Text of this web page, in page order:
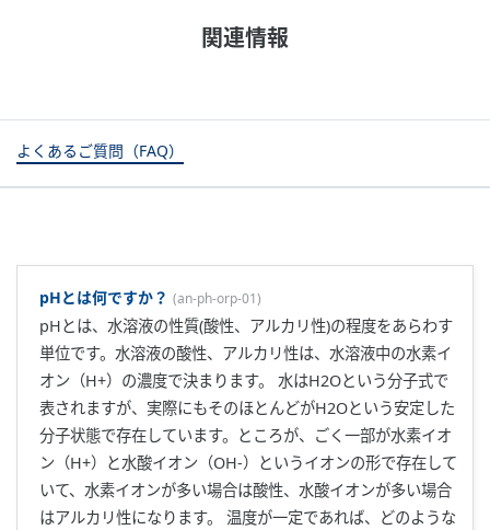
関連情報
よくあるご質問（FAQ）
pHとは何ですか？ (an-ph-orp-01)
pHとは、水溶液の性質(酸性、アルカリ性)の程度をあらわす
単位です。水溶液の酸性、アルカリ性は、水溶液中の水素イ
オン（H+）の濃度で決まります。 水はH2Oという分子式で
表されますが、実際にもそのほとんどがH2Oという安定した
分子状態で存在しています。ところが、ごく一部が水素イオ
ン（H+）と水酸イオン（OH-）というイオンの形で存在して
いて、水素イオンが多い場合は酸性、水酸イオンが多い場合
はアルカリ性になります。 温度が一定であれば、どのような